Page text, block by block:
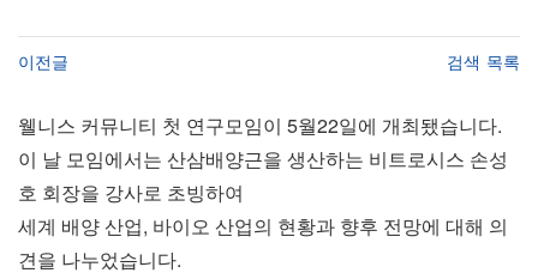
이전글 검색 목록
웰니스 커뮤니티 첫 연구모임이 5월22일에 개최됐습니다.
이 날 모임에서는 산삼배양근을 생산하는 비트로시스 손성
호 회장을 강사로 초빙하여
세계 배양 산업, 바이오 산업의 현황과 향후 전망에 대해 의
견을 나누었습니다.